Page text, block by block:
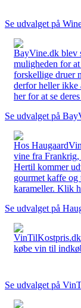
Se udvalget på
BayVine.dk blev
muligheden for
forskellige druer
derfor heller ikke
her for at se
Se udvalget på
Hos
vine fra
Hertil kommer
gourmet kaffe og
karameller. Klik
Se udvalget på
købe vin til
Se udvalget på